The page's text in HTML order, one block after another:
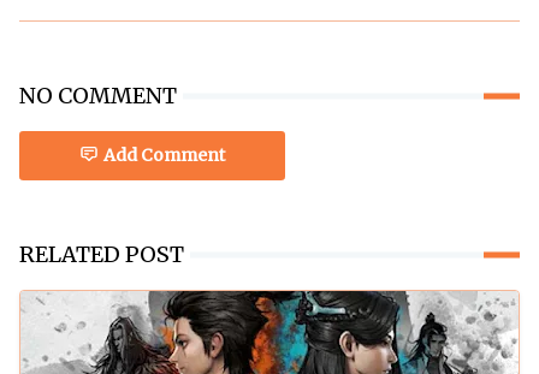
NO COMMENT
Add Comment
RELATED POST